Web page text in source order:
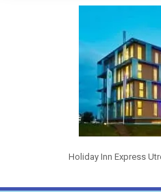
Holiday Inn Express